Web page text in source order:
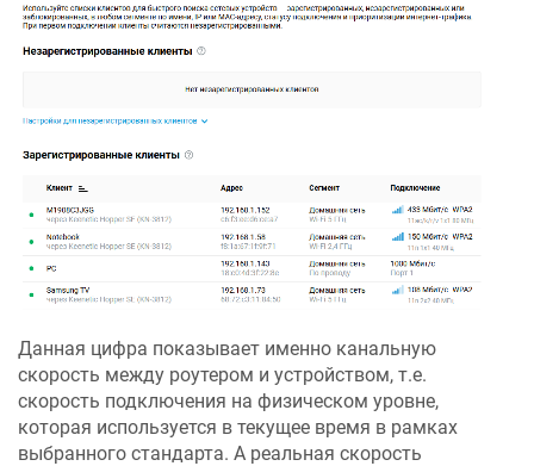
Данная цифра показывает именно канальную
скорость между роутером и устройством, т.е.
скорость подключения на физическом уровне,
которая используется в текущее время в рамках
выбранного стандарта. А реальная скорость